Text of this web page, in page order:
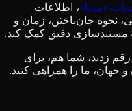
«مدیا»، اطلاعات
نحوه جان‌باختن، زمان و
مستندسازی دقیق کمک کند.
رقم زدند، شما هم، برای
و جهان، ما را همراهی کنید.